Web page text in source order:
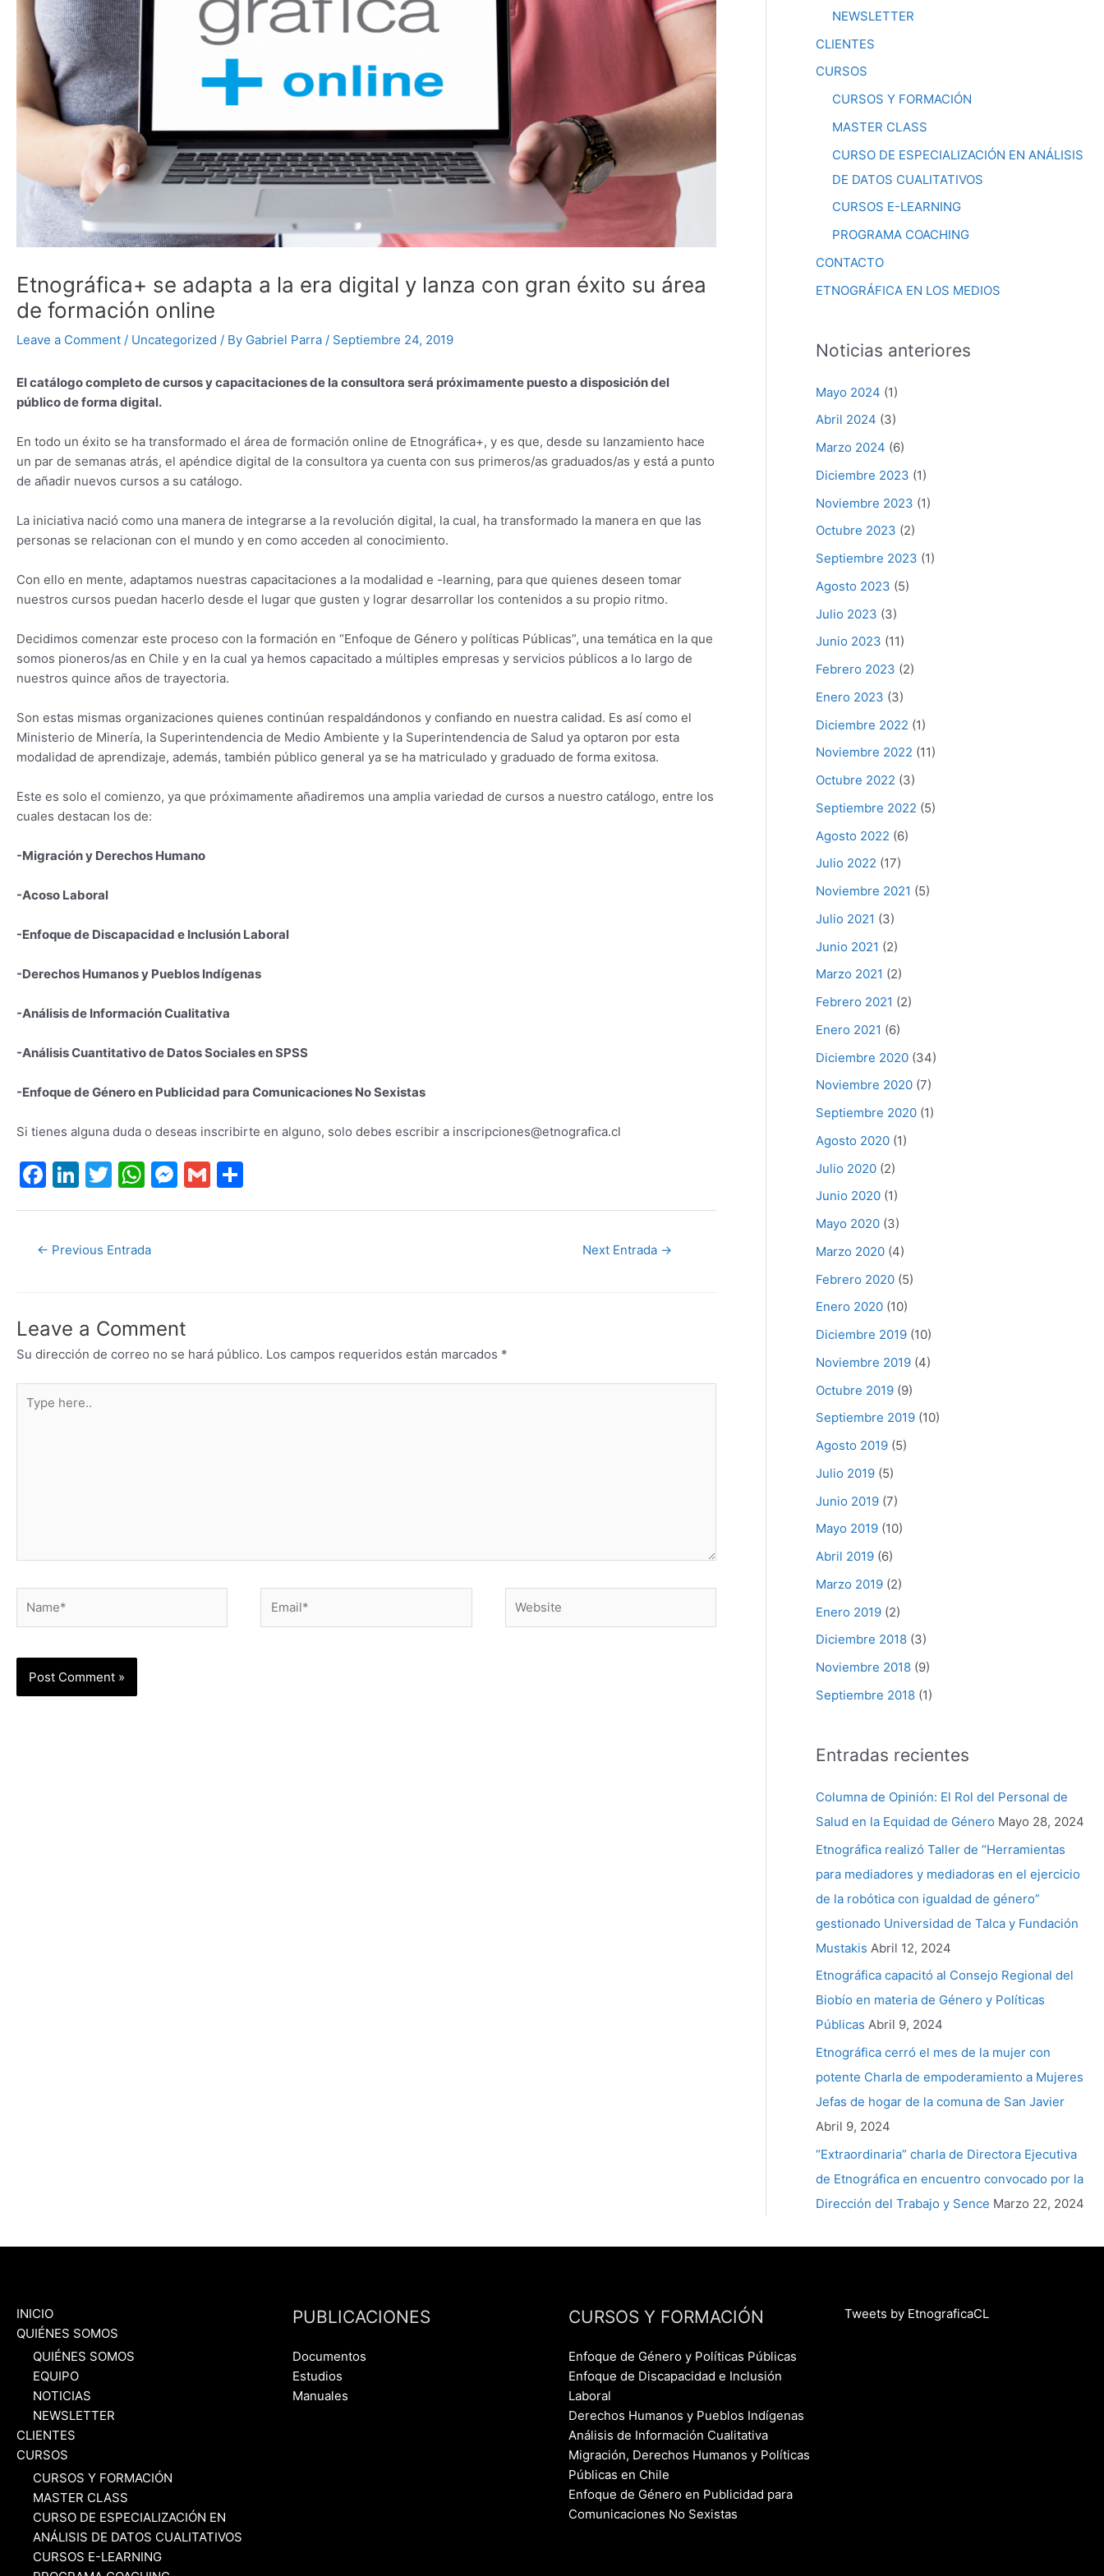
Etnográfica+ se adapta a la era digital y lanza con gran éxito su área
de formación online
Leave a Comment / Uncategorized / By Gabriel Parra / Septiembre 24, 2019
El catálogo completo de cursos y capacitaciones de la consultora será próximamente puesto a disposición del
público de forma digital.
En todo un éxito se ha transformado el área de formación online de Etnográfica+, y es que, desde su lanzamiento hace
un par de semanas atrás, el apéndice digital de la consultora ya cuenta con sus primeros/as graduados/as y está a punto
de añadir nuevos cursos a su catálogo.
La iniciativa nació como una manera de integrarse a la revolución digital, la cual, ha transformado la manera en que las
personas se relacionan con el mundo y en como acceden al conocimiento.
Con ello en mente, adaptamos nuestras capacitaciones a la modalidad e -learning, para que quienes deseen tomar
nuestros cursos puedan hacerlo desde el lugar que gusten y lograr desarrollar los contenidos a su propio ritmo.
Decidimos comenzar este proceso con la formación en “Enfoque de Género y políticas Públicas”, una temática en la que
somos pioneros/as en Chile y en la cual ya hemos capacitado a múltiples empresas y servicios públicos a lo largo de
nuestros quince años de trayectoria.
Son estas mismas organizaciones quienes continúan respaldándonos y confiando en nuestra calidad. Es así como el
Ministerio de Minería, la Superintendencia de Medio Ambiente y la Superintendencia de Salud ya optaron por esta
modalidad de aprendizaje, además, también público general ya se ha matriculado y graduado de forma exitosa.
Este es solo el comienzo, ya que próximamente añadiremos una amplia variedad de cursos a nuestro catálogo, entre los
cuales destacan los de:
-Migración y Derechos Humano
-Acoso Laboral
-Enfoque de Discapacidad e Inclusión Laboral
-Derechos Humanos y Pueblos Indígenas
-Análisis de Información Cualitativa
-Análisis Cuantitativo de Datos Sociales en SPSS
-Enfoque de Género en Publicidad para Comunicaciones No Sexistas
Si tienes alguna duda o deseas inscribirte en alguno, solo debes escribir a inscripciones@etnografica.cl
F
e
o
k
Li
e
T
er
W
s
p
M
g
er
G
← Previous Entrada Next Entrada →
Leave a Comment
Su dirección de correo no se hará público. Los campos requeridos están marcados *
here..
NEWSLETTER
CLIENTES
CURSOS
CURSOS Y FORMACIÓN
MASTER CLASS
CURSO DE ESPECIALIZACIÓN EN ANÁLISIS
DE DATOS CUALITATIVOS
CURSOS E-LEARNING
PROGRAMA COACHING
CONTACTO
ETNOGRÁFICA EN LOS MEDIOS
Noticias anteriores
Mayo 2024 (1)
Abril 2024 (3)
Marzo 2024 (6)
Diciembre 2023 (1)
Noviembre 2023 (1)
Octubre 2023 (2)
Septiembre 2023 (1)
Agosto 2023 (5)
Julio 2023 (3)
Junio 2023 (11)
Febrero 2023 (2)
Enero 2023 (3)
Diciembre 2022 (1)
Noviembre 2022 (11)
Octubre 2022 (3)
Septiembre 2022 (5)
Agosto 2022 (6)
Julio 2022 (17)
Noviembre 2021 (5)
Julio 2021 (3)
Junio 2021 (2)
Marzo 2021 (2)
Febrero 2021 (2)
Enero 2021 (6)
Diciembre 2020(34)
Noviembre 2020(7)
Septiembre 2020(1)
Agosto 2020(1)
Julio 2020(2)
Junio 2020(1)
Mayo 2020(3)
Marzo 2020(4)
Febrero 2020(5)
Enero 2020(10)
Diciembre 2019(10)
Noviembre 2019(4)
Octubre 2019(9)
Septiembre 2019(10)
Agosto 2019(5)
Julio 2019(5)
Junio 2019(7)
Mayo 2019(10)
Abril 2019(6)
Marzo 2019(2)
Enero 2019(2)
Diciembre 2018(3)
Noviembre 2018(9)
Septiembre 2018(1)
Entradas recientes
Columna de Opinión: El Rol del Personal de
Salud en la Equidad de Género Mayo 28, 2024
Etnográfica realizó Taller de “Herramientas
para mediadores y mediadoras en el ejercicio
de la robótica con igualdad de género”
gestionado Universidad de Talca y Fundación
Mustakis Abril 12, 2024
Etnográfica capacitó al Consejo Regional del
Biobío en materia de Género y Políticas
Públicas Abril 9, 2024
Etnográfica cerró el mes de la mujer con
potente Charla de empoderamiento a Mujeres
Jefas de hogar de la comuna de San Javier
Abril 9, 2024
“Extraordinaria” charla de Directora Ejecutiva
de Etnográfica en encuentro convocado por la
Dirección del Trabajo y Sence Marzo 22, 2024
INICIO
QUIÉNES SOMOS
QUIÉNES SOMOS
EQUIPO
NOTICIAS
NEWSLETTER
CLIENTES
CURSOS
CURSOS Y FORMACIÓN
MASTER CLASS
CURSO DE ESPECIALIZACIÓN EN
ANÁLISIS DE DATOS CUALITATIVOS
CURSOS E-LEARNING
PUBLICACIONES
Documentos
Estudios
Manuales
CURSOS Y FORMACIÓN
Enfoque de Género y Políticas Públicas
Enfoque de Discapacidad e Inclusión
Laboral
Derechos Humanos y Pueblos Indígenas
Análisis de Información Cualitativa
Migración, Derechos Humanos y Políticas
Públicas en Chile
Enfoque de Género en Publicidad para
Comunicaciones No Sexistas
Tweets by EtnograficaCL